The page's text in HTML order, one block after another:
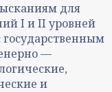
для
I и II уровней
государственным
—
и